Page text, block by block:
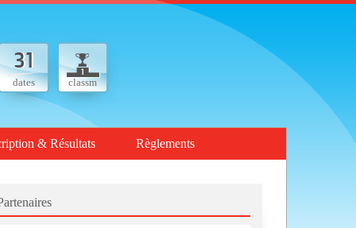
dates classm
& Résultats Règlements